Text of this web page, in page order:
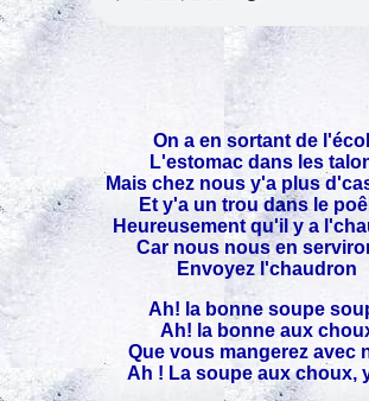
On a en sortant de
L'estomac dans les
Mais chez nous y'a plus
Et y'a un trou dans le
Heureusement qu'il y a
Car nous nous en
Envoyez l'chaudron
Ah! la bonne soupe
Ah! la bonne aux
Que vous mangerez avec
Ah ! La soupe aux choux,